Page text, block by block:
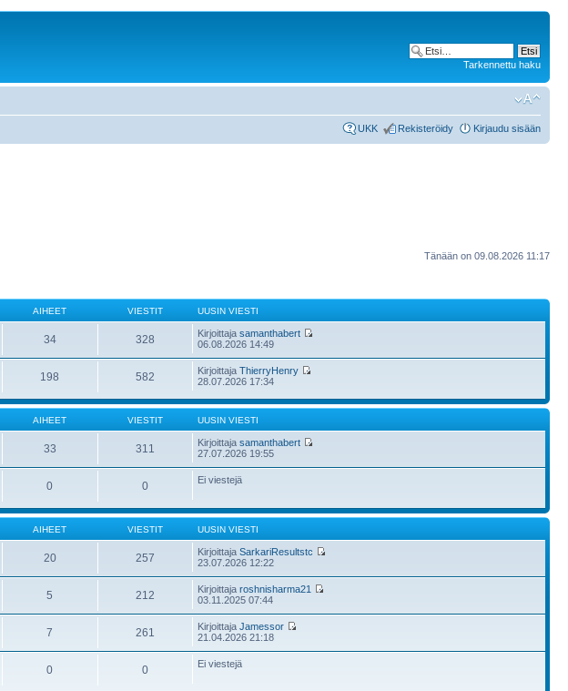
Tarkennettu haku
UKK Rekisteröidy Kirjaudu sisään
Tänään on 09.08.2026 11:17
AIHEET VIESTIT UUSIN VIESTI
34 328 Kirjoittajasamanthabert
06.08.2026 14:49
198 582 KirjoittajaThierryHenry
28.07.2026 17:34
AIHEET VIESTIT UUSIN VIESTI
33 311 Kirjoittajasamanthabert
27.07.2026 19:55
0 0 Ei viestejä
AIHEET VIESTIT UUSIN VIESTI
20 257 KirjoittajaSarkariResultstc
23.07.2026 12:22
5 212 Kirjoittajaroshnisharma21
03.11.2025 07:44
7 261 KirjoittajaJamessor
21.04.2026 21:18
0 0 Ei viestejä